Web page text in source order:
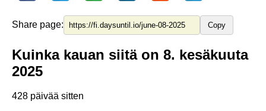
Share page: Copy
Kuinka kauan siitä on 8. kesäkuuta
2025
428 päivää sitten